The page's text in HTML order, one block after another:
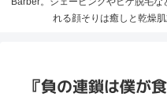
れる顔そりは癒しと乾燥
『負の連鎖は僕が